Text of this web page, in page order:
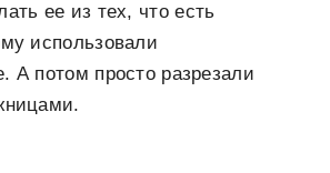
ее из тех, что есть
использовали
А потом просто разрезали